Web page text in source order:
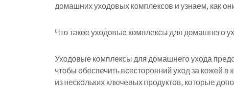
домашних уходовых комплексов и узнаем, как
Что такое уходовые комплексы для домашнего
Уходовые комплексы для домашнего ухода
чтобы обеспечить всесторонний уход за кожей
из нескольких ключевых продуктов, которые